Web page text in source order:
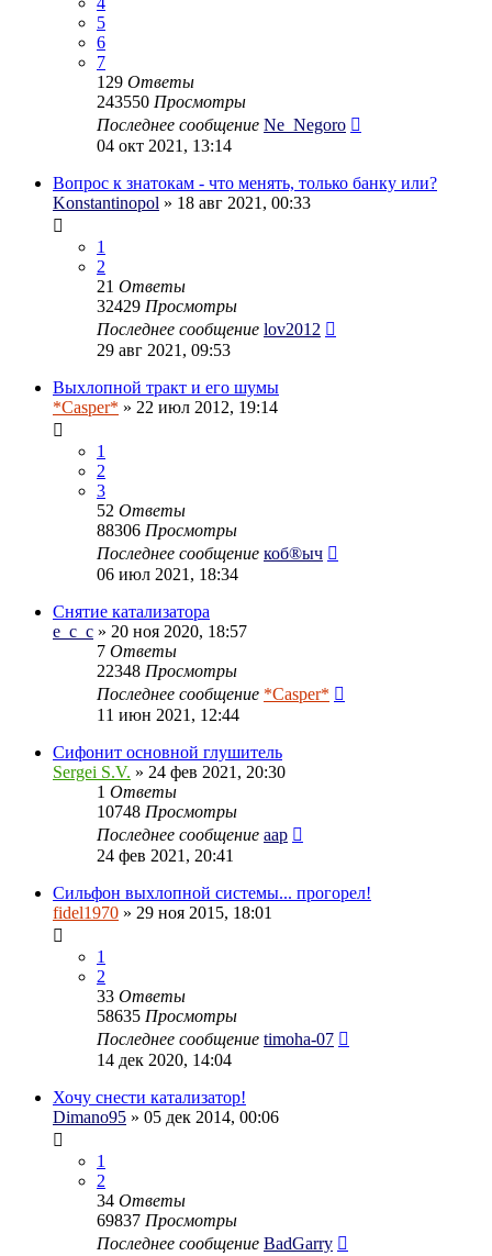
5
6
7
129 Ответы
243550 Просмотры
Последнее сообщение Ne_Negoro
04 окт 2021, 13:14
Вопрос к знатокам - что менять, только банку или?
Konstantinopol » 18 авг 2021, 00:33
1
2
21 Ответы
32429 Просмотры
Последнее сообщение lov2012
29 авг 2021, 09:53
Выхлопной тракт и его шумы
*Casper* » 22 июл 2012, 19:14
1
2
3
52 Ответы
88306 Просмотры
Последнее сообщение коб®ыч
06 июл 2021, 18:34
Снятие катализатора
e_c_c » 20 ноя 2020, 18:57
7 Ответы
22348 Просмотры
Последнее сообщение *Casper*
11 июн 2021, 12:44
Сифонит основной глушитель
Sergei S.V. » 24 фев 2021, 20:30
1 Ответы
10748 Просмотры
Последнее сообщение aap
24 фев 2021, 20:41
Сильфон выхлопной системы... прогорел!
fidel1970 » 29 ноя 2015, 18:01
1
2
33 Ответы
58635 Просмотры
Последнее сообщение timoha-07
14 дек 2020, 14:04
Хочу снести катализатор!
Dimano95 » 05 дек 2014, 00:06
1
2
34 Ответы
69837 Просмотры
Последнее сообщение BadGarry